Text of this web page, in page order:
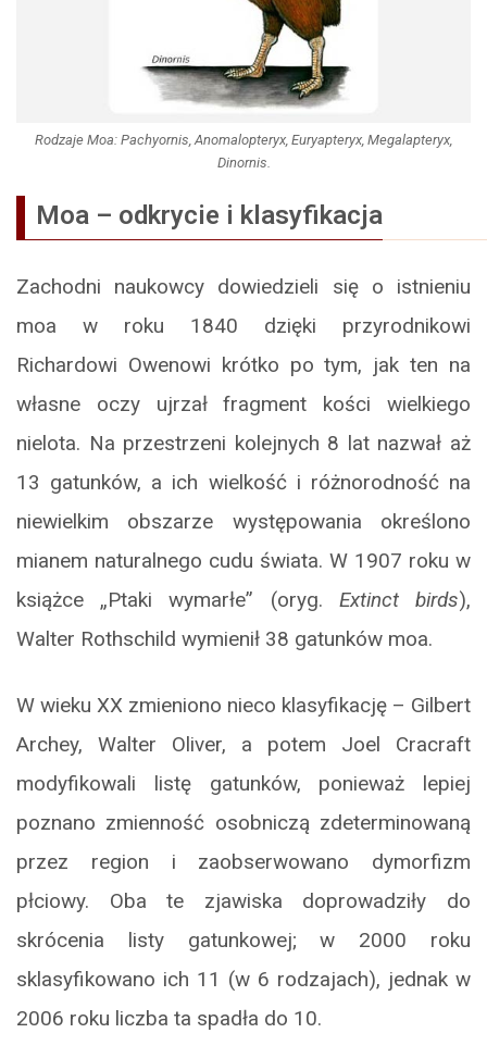
Rodzaje Moa: Pachyornis Anomalopteryx Euryapteryx Megalapteryx
Dinornis
Moa – odkrycie i klasyfikacja
Zachodni naukowcy dowiedzieli się o istnieniu
moa w roku 1840 dzięki przyrodnikowi
Richardowi Owenowi krótko po tym, jak ten na
własne oczy ujrzał fragment kości wielkiego
nielota. Na przestrzeni kolejnych 8 lat nazwał aż
13 gatunków, a ich wielkość i różnorodność na
niewielkim obszarze występowania określono
mianem naturalnego cudu świata. W 1907 roku w
książce „Ptaki wymarłe” (oryg. Extinct birds),
Walter Rothschild wymienił 38 gatunków moa.
W wieku XX zmieniono nieco klasyfikację – Gilbert
Archey, Walter Oliver, a potem Joel Cracraft
modyfikowali listę gatunków, ponieważ lepiej
poznano zmienność osobniczą zdeterminowaną
przez region i zaobserwowano dymorfizm
płciowy. Oba te zjawiska doprowadziły do
skrócenia listy gatunkowej; w 2000 roku
sklasyfikowano ich 11 (w 6 rodzajach), jednak w
2006 roku liczba ta spadła do 10.